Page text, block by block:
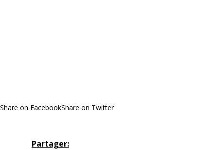
Share on FacebookShare on Twitter
Partager: